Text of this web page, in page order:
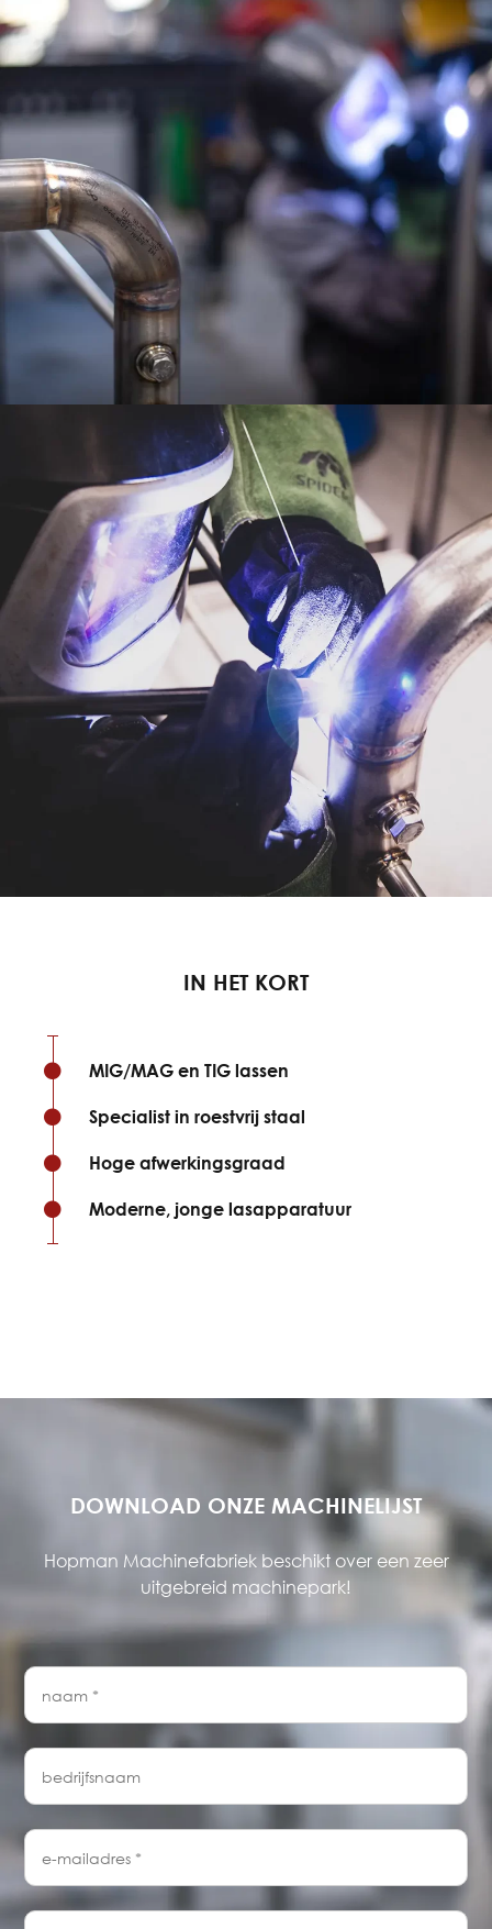
IN HET KORT
MIG/MAG en TIG lassen
Specialist in roestvrij staal
Hoge afwerkingsgraad
Moderne, jonge lasapparatuur
DOWNLOAD ONZE MACHINELIJST
Hopman Machinefabriek beschikt over een zeer
uitgebreid machinepark!
naam
bedrijfsnaam
e-
mailadres
telefoon